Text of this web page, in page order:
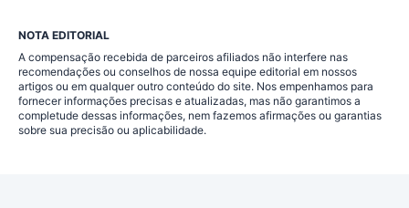
NOTA EDITORIAL
A compensação recebida de parceiros afiliados não interfere nas
recomendações ou conselhos de nossa equipe editorial em nossos
artigos ou em qualquer outro conteúdo do site. Nos empenhamos para
fornecer informações precisas e atualizadas, mas não garantimos a
completude dessas informações, nem fazemos afirmações ou garantias
sobre sua precisão ou aplicabilidade.